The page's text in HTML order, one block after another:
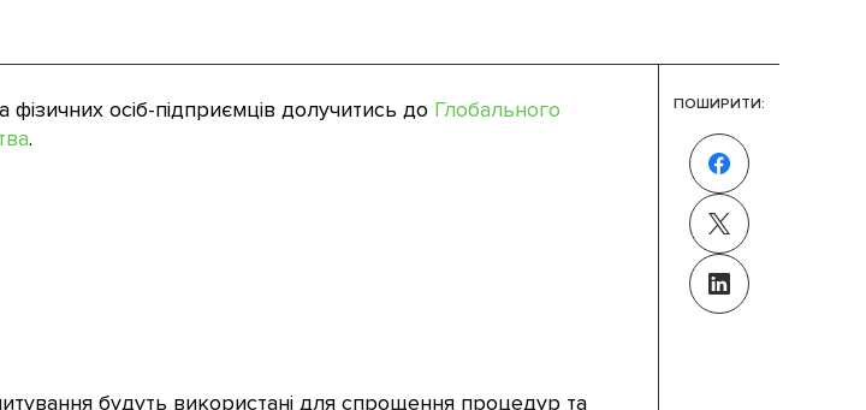
фізичних осіб-підприємців долучитись до Глобального
.
будуть використані для спрощення процедур та
ПОШИРИТИ: